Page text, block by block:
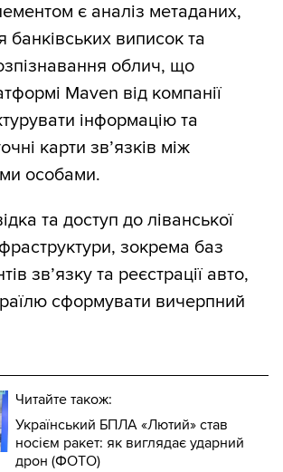
є аналіз метаданих,
банківських виписок та
облич, що
Maven від компанії
інформацію та
карти зв’язків між
особами.
та доступ до ліванської
зокрема баз
зв’язку та реєстрації авто,
сформувати вичерпний
Читайте також:
Український БПЛА «Лютий» став
носієм ракет: як виглядає ударний
дрон (ФОТО)